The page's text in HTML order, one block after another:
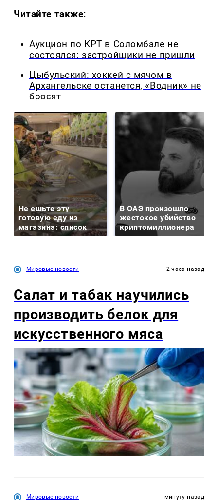
Читайте также:
Аукцион по КРТ в Соломбале не
состоялся: застройщики не пришли
Цыбульский: хоккей с мячом в
Архангельске останется, «Водник» не
бросят
Не ешьте эту
готовую еду из
магазина: список
В ОАЭ произошло
жестокое убийство
криптомиллионера
Мировые новости 2 часа назад
Салат и табак научились
производить белок для
искусственного мяса
Мировые новости минуту назад